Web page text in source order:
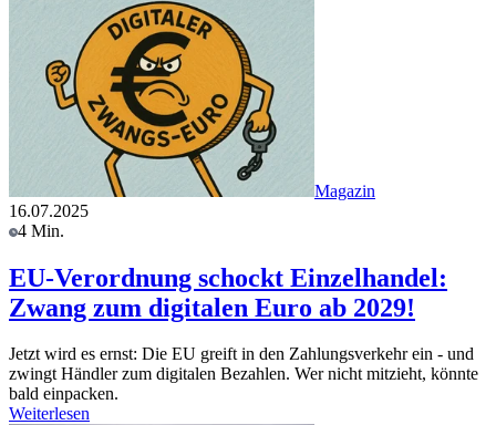
Magazin
16.07.2025
4 Min.
EU-Verordnung schockt Einzelhandel:
Zwang zum digitalen Euro ab 2029!
Jetzt wird es ernst: Die EU greift in den Zahlungsverkehr ein - und
zwingt Händler zum digitalen Bezahlen. Wer nicht mitzieht, könnte
bald einpacken.
Weiterlesen